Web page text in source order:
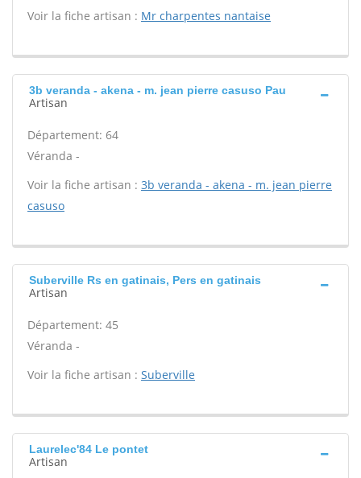
Voir la fiche artisan : Mr charpentes nantaise
3b veranda - akena - m. jean pierre casuso Pau
Artisan
Département: 64
Véranda -
Voir la fiche artisan : 3b veranda - akena - m. jean pierre
casuso
Suberville Rs en gatinais, Pers en gatinais
Artisan
Département: 45
Véranda -
Voir la fiche artisan : Suberville
Laurelec'84 Le pontet
Artisan